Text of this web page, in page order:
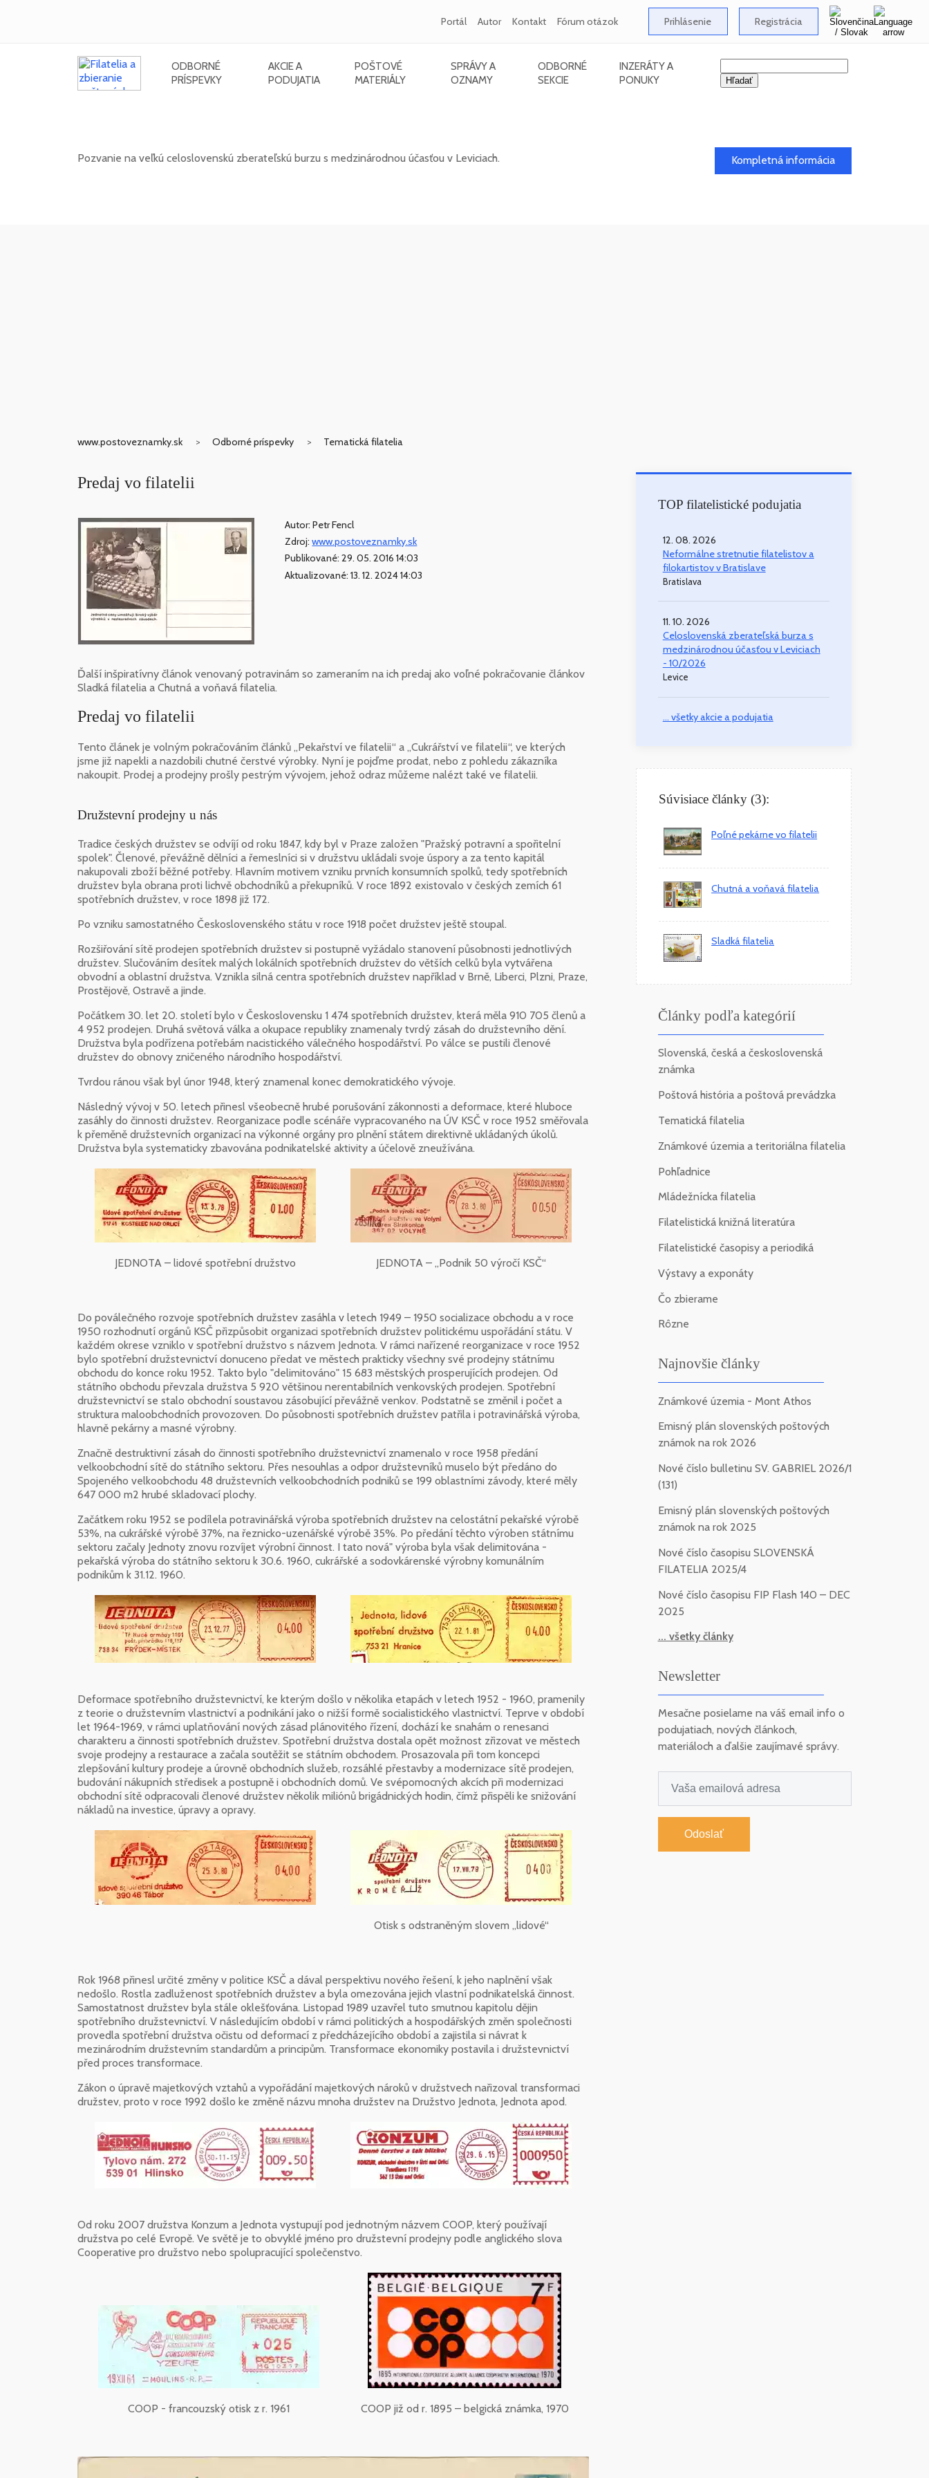
Portál Autor Kontakt Fórum otázok Prihlásenie Registrácia
ODBORNÉ
PRÍSPEVKY
AKCIE A
PODUJATIA
POŠTOVÉ
MATERIÁLY
SPRÁVY A
OZNAMY
ODBORNÉ
SEKCIE
INZERÁTY A
PONUKY
Pozvanie na veľkú celoslovenskú zberateľskú burzu s medzinárodnou účasťou v Leviciach.
Kompletná informácia
www.postoveznamky.sk Odborné príspevky Tematická filatelia
Predaj vo filatelii
Autor: Petr Fencl
Zdroj:www.postoveznamky.sk
Publikované: 29. 05. 2016 14:03
Aktualizované: 13. 12. 2024 14:03
Ďalší inšpiratívny článok venovaný potravinám so zameraním na ich predaj ako voľné pokračovanie článkov
Sladká filatelia a Chutná a voňavá filatelia.
Predaj vo filatelii
Tento článek je volným pokračováním článků „Pekařství ve filatelii“ a „Cukrářství ve filatelii“, ve kterých
jsme již napekli a nazdobili chutné čerstvé výrobky. Nyní je pojďme prodat, nebo z pohledu zákazníka
nakoupit. Prodej a prodejny prošly pestrým vývojem, jehož odraz můžeme nalézt také ve filatelii.
Družstevní prodejny u nás
Tradice českých družstev se odvíjí od roku 1847, kdy byl v Praze založen "Pražský potravní a spořitelní
spolek". Členové, převážně dělníci a řemeslníci si v družstvu ukládali svoje úspory a za tento kapitál
nakupovali zboží běžné potřeby. Hlavním motivem vzniku prvních konsumních spolků, tedy spotřebních
družstev byla obrana proti lichvě obchodníků a překupníků. V roce 1892 existovalo v českých zemích 61
spotřebních družstev, v roce 1898 již 172.
Po vzniku samostatného Československého státu v roce 1918 počet družstev ještě stoupal.
Rozšiřování sítě prodejen spotřebních družstev si postupně vyžádalo stanovení působnosti jednotlivých
družstev. Slučováním desítek malých lokálních spotřebních družstev do větších celků byla vytvářena
obvodní a oblastní družstva. Vznikla silná centra spotřebních družstev například v Brně, Liberci, Plzni, Praze,
Prostějově, Ostravě a jinde.
Počátkem 30. let 20. století bylo v Československu 1 474 spotřebních družstev, která měla 910 705 členů a
4 952 prodejen. Druhá světová válka a okupace republiky znamenaly tvrdý zásah do družstevního dění.
Družstva byla podřízena potřebám nacistického válečného hospodářství. Po válce se pustili členové
družstev do obnovy zničeného národního hospodářství.
Tvrdou ránou však byl únor 1948, který znamenal konec demokratického vývoje.
Následný vývoj v 50. letech přinesl všeobecně hrubé porušování zákonnosti a deformace, které hluboce
zasáhly do činnosti družstev. Reorganizace podle scénáře vypracovaného na ÚV KSČ v roce 1952 směřovala
k přeměně družstevních organizací na výkonné orgány pro plnění státem direktivně ukládaných úkolů.
Družstva byla systematicky zbavována podnikatelské aktivity a účelově zneužívána.
JEDNOTA – lidové spotřební družstvo JEDNOTA – „Podnik 50 výročí KSČ“
Do poválečného rozvoje spotřebních družstev zasáhla v letech 1949 – 1950 socializace obchodu a v roce
1950 rozhodnutí orgánů KSČ přizpůsobit organizaci spotřebních družstev politickému uspořádání státu. V
každém okrese vzniklo v spotřební družstvo s názvem Jednota. V rámci nařízené reorganizace v roce 1952
bylo spotřební družstevnictví donuceno předat ve městech prakticky všechny své prodejny státnímu
obchodu do konce roku 1952. Takto bylo "delimitováno" 15 683 městských prosperujících prodejen. Od
státního obchodu převzala družstva 5 920 většinou nerentabilních venkovských prodejen. Spotřební
družstevnictví se stalo obchodní soustavou zásobující převážně venkov. Podstatně se změnil i počet a
struktura maloobchodních provozoven. Do působnosti spotřebních družstev patřila i potravinářská výroba,
hlavně pekárny a masné výrobny.
Značně destruktivní zásah do činnosti spotřebního družstevnictví znamenalo v roce 1958 předání
velkoobchodní sítě do státního sektoru. Přes nesouhlas a odpor družstevníků muselo být předáno do
Spojeného velkoobchodu 48 družstevních velkoobchodních podniků se 199 oblastními závody, které měly
647 000 m2 hrubé skladovací plochy.
Začátkem roku 1952 se podílela potravinářská výroba spotřebních družstev na celostátní pekařské výrobě
53%, na cukrářské výrobě 37%, na řeznicko-uzenářské výrobě 35%. Po předání těchto výroben státnímu
sektoru začaly Jednoty znovu rozvíjet výrobní činnost. I tato nová" výroba byla však delimitována -
pekařská výroba do státního sektoru k 30.6. 1960, cukrářské a sodovkárenské výrobny komunálním
podnikům k 31.12. 1960.
Deformace spotřebního družstevnictví, ke kterým došlo v několika etapách v letech 1952 - 1960, pramenily
z teorie o družstevním vlastnictví a podnikání jako o nižší formě socialistického vlastnictví. Teprve v období
let 1964-1969, v rámci uplatňování nových zásad plánovitého řízení, dochází ke snahám o renesanci
charakteru a činnosti spotřebních družstev. Spotřební družstva dostala opět možnost zřizovat ve městech
svoje prodejny a restaurace a začala soutěžit se státním obchodem. Prosazovala při tom koncepci
zlepšování kultury prodeje a úrovně obchodních služeb, rozsáhlé přestavby a modernizace sítě prodejen,
budování nákupních středisek a postupně i obchodních domů. Ve svépomocných akcích při modernizaci
obchodní sítě odpracovali členové družstev několik miliónů brigádnických hodin, čímž přispěli ke snižování
nákladů na investice, úpravy a opravy.
Otisk s odstraněným slovem „lidové“
Rok 1968 přinesl určité změny v politice KSČ a dával perspektivu nového řešení, k jeho naplnění však
nedošlo. Rostla zadluženost spotřebních družstev a byla omezována jejich vlastní podnikatelská činnost.
Samostatnost družstev byla stále oklešťována. Listopad 1989 uzavřel tuto smutnou kapitolu dějin
spotřebního družstevnictví. V následujícím období v rámci politických a hospodářských změn společnosti
provedla spotřební družstva očistu od deformací z předcházejícího období a zajistila si návrat k
mezinárodním družstevním standardům a principům. Transformace ekonomiky postavila i družstevnictví
před proces transformace.
Zákon o úpravě majetkových vztahů a vypořádání majetkových nároků v družstvech nařizoval transformaci
družstev, proto v roce 1992 došlo ke změně názvu mnoha družstev na Družstvo Jednota, Jednota apod.
Od roku 2007 družstva Konzum a Jednota vystupují pod jednotným názvem COOP, který používají
družstva po celé Evropě. Ve světě je to obvyklé jméno pro družstevní prodejny podle anglického slova
Cooperative pro družstvo nebo spolupracující společenstvo.
COOP - francouzský otisk z r. 1961 COOP již od r. 1895 – belgická známka, 1970
TOP filatelistické podujatia
12. 08. 2026
Neformálne stretnutie filatelistov a
filokartistov v Bratislave
Bratislava
11. 10. 2026
Celoslovenská zberateľská burza s
medzinárodnou účasťou v Leviciach
- 10/2026
Levice
... všetky akcie a podujatia
Súvisiace články (3):
Poľné pekárne vo filatelii
Chutná a voňavá filatelia
Sladká filatelia
Články podľa kategórií
Slovenská, česká a československá
známka
Poštová história a poštová prevádzka
Tematická filatelia
Známkové územia a teritoriálna filatelia
Pohľadnice
Mládežnícka filatelia
Filatelistická knižná literatúra
Filatelistické časopisy a periodiká
Výstavy a exponáty
Čo zbierame
Rôzne
Najnovšie články
Známkové územia - Mont Athos
Emisný plán slovenských poštových
známok na rok 2026
Nové číslo bulletinu SV. GABRIEL 2026/1
(131)
Emisný plán slovenských poštových
známok na rok 2025
Nové číslo časopisu SLOVENSKÁ
FILATELIA 2025/4
Nové číslo časopisu FIP Flash 140 – DEC
2025
... všetky články
Newsletter
Mesačne posielame na váš email info o
podujatiach, nových článkoch,
materiáloch a ďalšie zaujímavé správy.
Odoslať